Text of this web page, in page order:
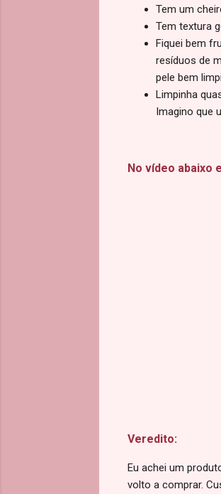
Tem um
Tem textura
Fiquei bem
resíduos de
pele bem
Limpinha
Imagino que
No vídeo abaixo
Veredito:
Eu achei um
volto a comprar.